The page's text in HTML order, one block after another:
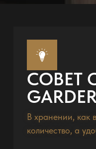
СОВЕТ
В хранении, как
количество, а